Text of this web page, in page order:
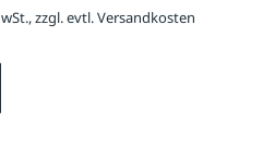
zzgl. evtl. Versandkosten